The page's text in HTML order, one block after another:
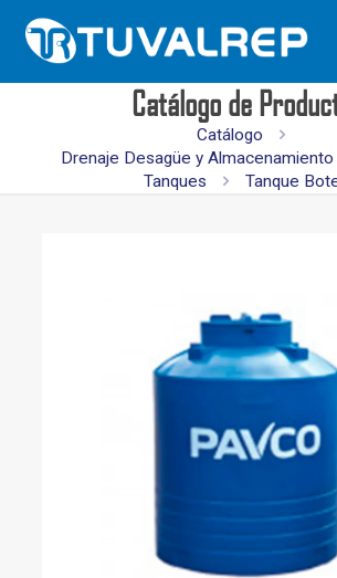
Catálogo de
Catálogo
Drenaje Desagüe y Almacenamiento
Tanques
Tanque